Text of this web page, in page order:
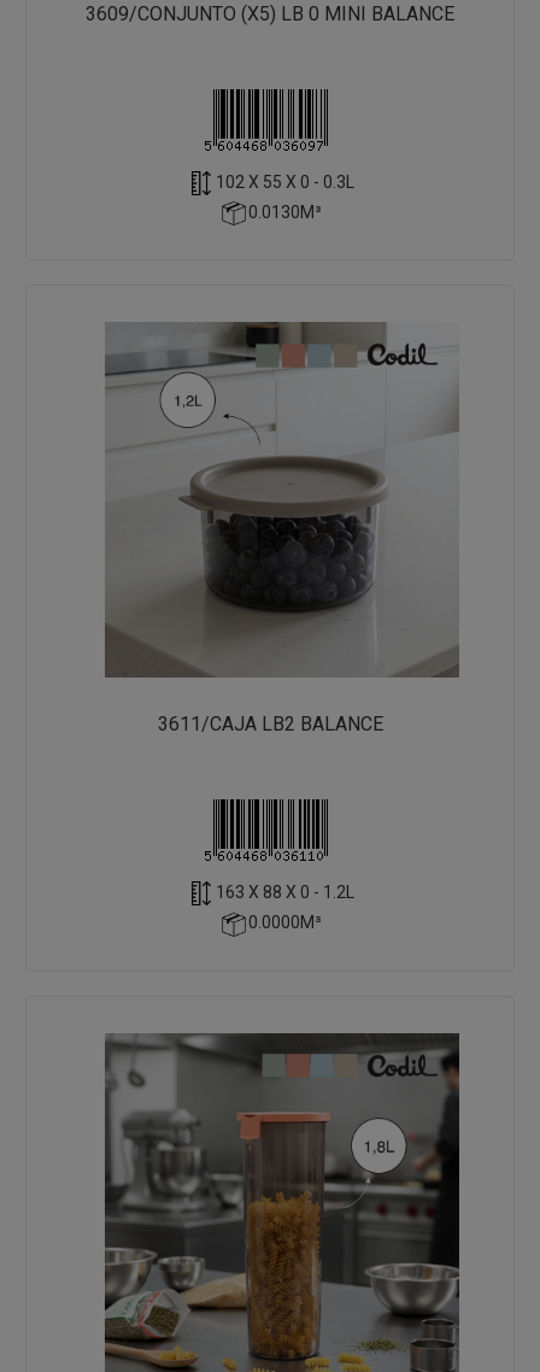
3609/CONJUNTO (X5) LB 0 MINI BALANCE
102 X 55 X 0 - 0.3L
0.0130M³
3611/CAJA LB2 BALANCE
163 X 88 X 0 - 1.2L
0.0000M³